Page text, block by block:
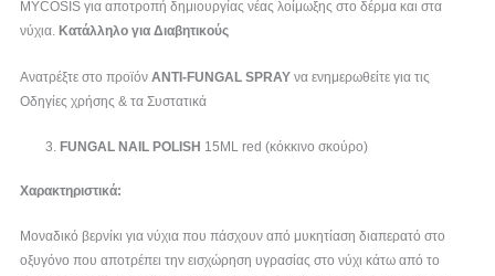
MYCOSIS για αποτροπή δημιουργίας νέας λοίμωξης στο δέρμα και στα
νύχια. Κατάλληλο για Διαβητικούς
Ανατρέξτε στο προϊόνANTI-FUNGAL SPRAY να ενημερωθείτε για τις
Οδηγίες χρήσης & τα Συστατικά
FUNGAL NAIL POLISH 15ML red (κόκκινο σκούρο)
Χαρακτηριστικά:
Μοναδικό βερνίκι για νύχια που πάσχουν από μυκητίαση διαπερατό στο
οξυγόνο που αποτρέπει την εισχώρηση υγρασίας στο νύχι κάτω από το